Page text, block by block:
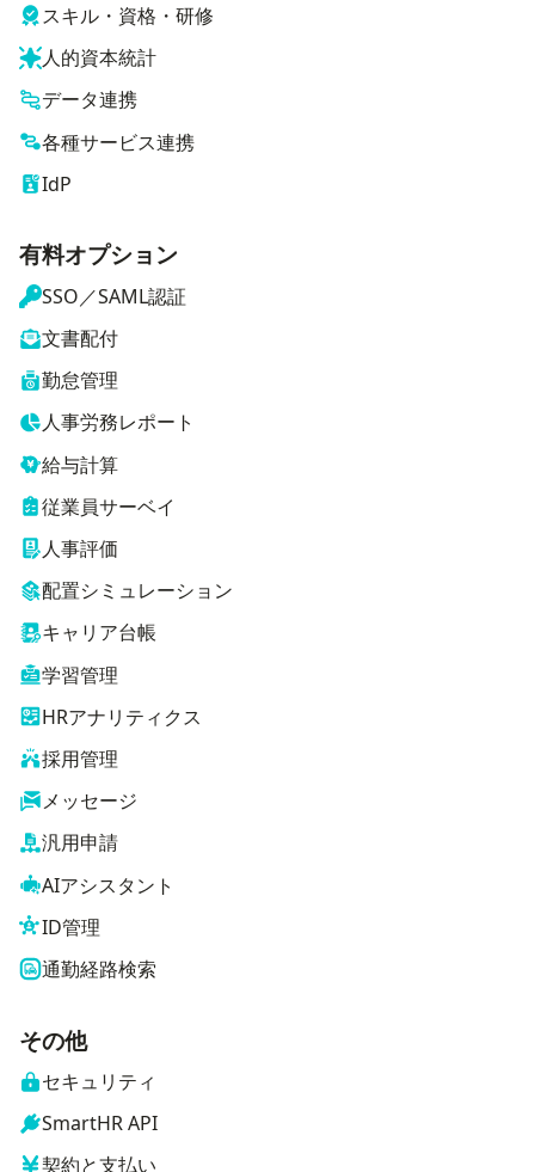
スキル・資格・研修
人的資本統計
データ連携
各種サービス連携
IdP
有料オプション
SSO／SAML認証
文書配付
勤怠管理
人事労務レポート
給与計算
従業員サーベイ
人事評価
配置シミュレーション
キャリア台帳
学習管理
HRアナリティクス
採用管理
メッセージ
汎用申請
AIアシスタント
ID管理
通勤経路検索
その他
セキュリティ
SmartHR API
契約と支払い